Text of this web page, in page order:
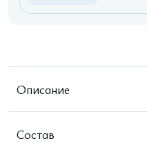
Описание
Состав